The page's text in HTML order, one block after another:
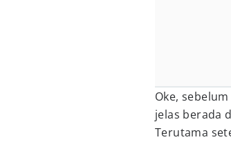
Oke,
jelas berada
Terutama